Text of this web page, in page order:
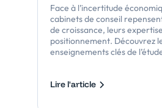
Face à l’incertitude
cabinets de conseil
de croissance, leurs
positionnement. Découvrez
enseignements clés de
Lire l'article